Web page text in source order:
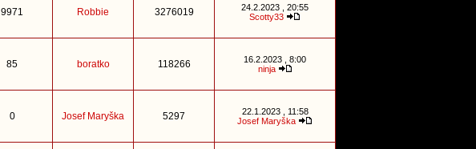
9971 Robbie 3276019
24.2.2023 , 20:55
Scotty33
85 boratko 118266
16.2.2023 , 8:00
ninja
0 Josef Maryška 5297
22.1.2023 , 11:58
Josef Maryška